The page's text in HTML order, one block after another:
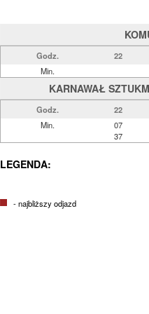
Godz.
22
Min.
KARNAWAŁ
Godz.
22
Min.
07
37
LEGENDA:
- najbliższy odjazd